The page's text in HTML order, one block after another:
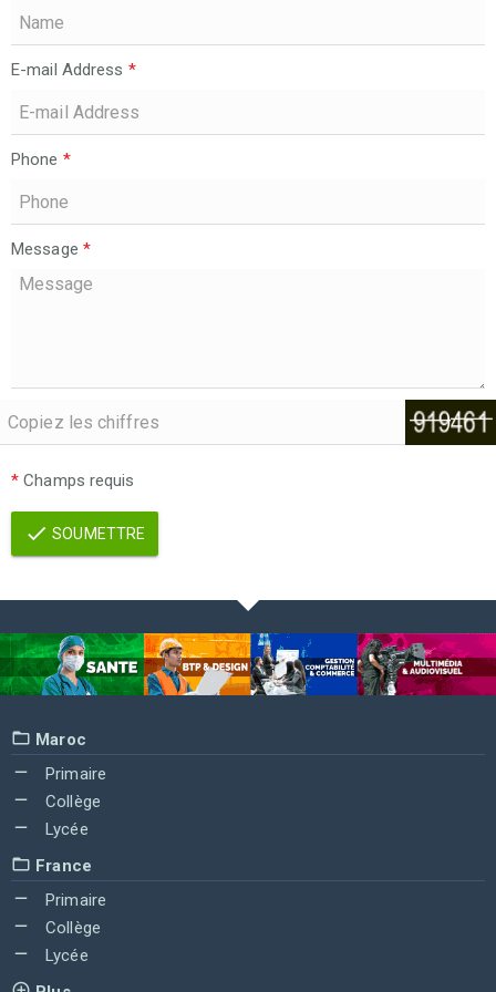
E-mail Address *
Phone *
Message *
* Champs requis
SOUMETTRE
Maroc
Primaire
Collège
Lycée
France
Primaire
Collège
Lycée